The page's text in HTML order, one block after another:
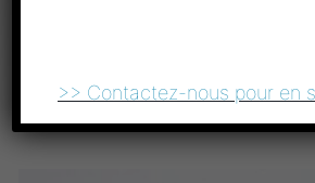
>> Contactez-nous pour en